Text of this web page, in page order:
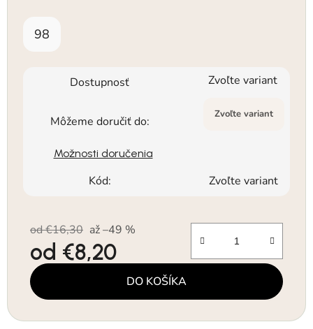
98
Dostupnosť Zvoľte variant
Môžeme doručiť do: Zvoľte variant
Možnosti doručenia
Kód: Zvoľte variant
od €16,30 až –49 %
od €8,20
Jednotková cena: DO KOŠÍKA